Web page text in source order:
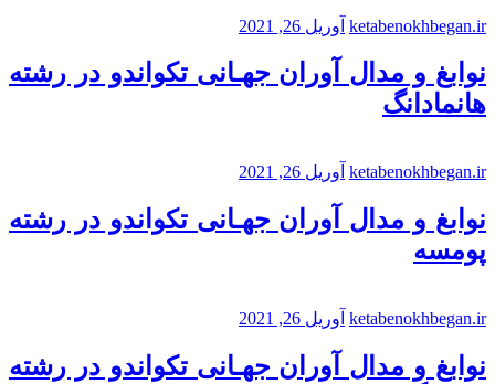
ketabenokhbegan.ir آوریل 26, 2021
نوابغ و مدال آوران جهـانی تکواندو در رشته
هانمادانگ
ketabenokhbegan.ir آوریل 26, 2021
نوابغ و مدال آوران جهـانی تکواندو در رشته
پومسه
ketabenokhbegan.ir آوریل 26, 2021
نوابغ و مدال آوران جهـانی تکواندو در رشته